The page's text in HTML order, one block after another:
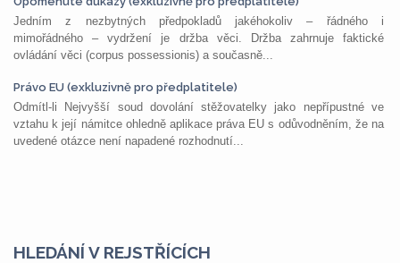
Jedním z nezbytných předpokladů jakéhokoliv – řádného i
mimořádného – vydržení je držba věci. Držba zahrnuje faktické
ovládání věci (corpus possessionis) a současně...
Právo EU (exkluzivně pro předplatitele)
Odmítl-li Nejvyšší soud dovolání stěžovatelky jako nepřípustné ve
vztahu k její námitce ohledně aplikace práva EU s odůvodněním, že na
uvedené otázce není napadené rozhodnutí...
HLEDÁNÍ V REJSTŘÍCÍCH